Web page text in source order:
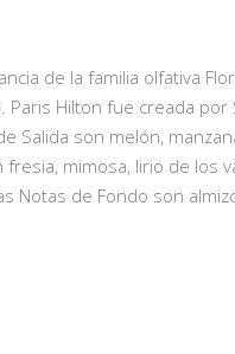
de la familia olfativa
Paris Hilton fue creada por
Salida son melón,
mimosa, lirio de los
Notas de Fondo son